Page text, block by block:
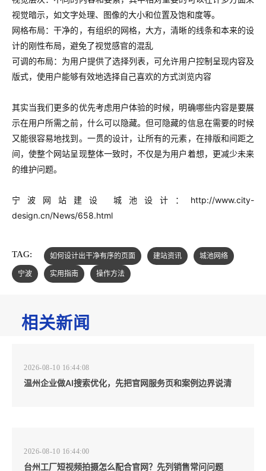
视觉暗示，如文字处理、图像的大小和位置及饱和度等。
网格布局：干净的，有组织的网格，大方，清晰的线条和本来的设
计的刚性布局，避免了视觉感官的混乱
可调的布局：为用户提供了选择列表，可允许用户控制呈现内容及
版式，使用户能够有效地选择自己喜欢的方式浏览内容
其实当我们更多的优先考虑用户体验的时候，明确哪些内容是要展
示在用户所需之前，什么可以隐藏。但可隐藏的信息在需要的时候
又能很容易地找到。 一贯的设计，让所有的元素，在排版和间距之
间，使整个网站呈现整体一致时，不仅是为用户着想，更减少未来
的维护问题。
宁波网站建设 城池设计： http://www.city-
design.cn/News/658.html
TAG: 如何设计出干净有序的页面 建站资讯
城池网络
宁波
实用指南 操作方法
相关新闻
2026-08-10 16:44:08
温州企业做AI搜索优化，先把官网服务页和案例边界说清
2026-08-10 16:44:00
台州工厂短视频拍摄怎么配合官网？先列销售常问问题